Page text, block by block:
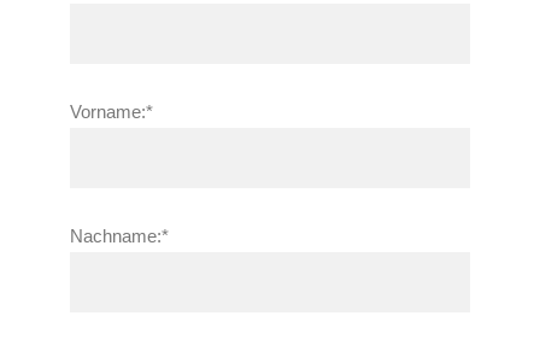
Vorname:*
Nachname:*